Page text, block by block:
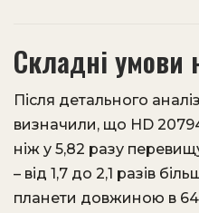
Складні умови
Після детального
визначили, що HD
ніж у 5,82 разу
– від 1,7 до 2,1 разів
планети довжиною в